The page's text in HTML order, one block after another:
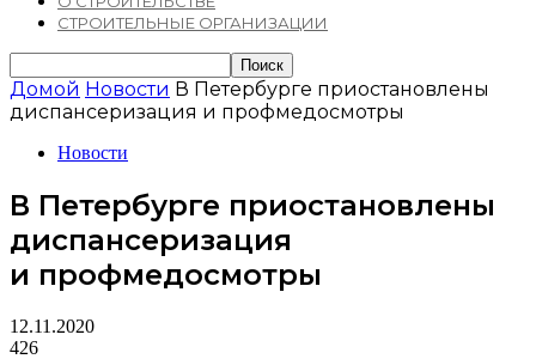
СТРОИТЕЛЬНЫЕ ОРГАНИЗАЦИИ
Домой Новости В Петербурге приостановлены
диспансеризация и профмедосмотры
Новости
В Петербурге приостановлены
диспансеризация
и профмедосмотры
12.11.2020
426